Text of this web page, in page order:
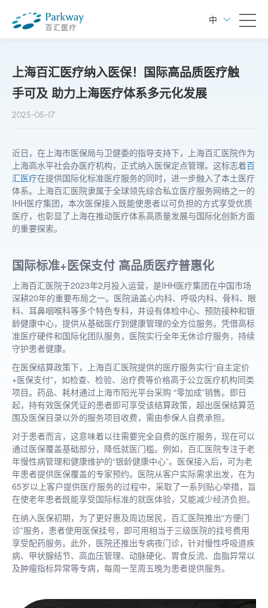
中
上海百汇医疗纳入医保！国际高品质医疗触
手可及 助力上海医疗体系多元化发展
2025-05-17
近日，在上海市医保局与卫健委的指导支持下，上海百汇医院作为
上海高水平社会办医疗机构，正式纳入医保定点管理。 这标志着百
汇医疗在提供国际化标准医疗服务的同时，进一步融入了本土医疗
体系。上海百汇医院隶属于全球领先综合私立医疗服务网络之一的
IHH医疗集团，本次医保接入既能使患者以可负担的方式享受优质
医疗，也彰显了上海在推动医疗体系高质量发展与国际化创新方面
的重要探索。
国际标准+医保支付 高品质医疗普惠化
上海百汇医院于2023年2月投入运营，是IHH医疗集团在中国市场
深耕20年的重要布局之一。医院涵盖心内科、呼吸内科、骨科、眼
科、耳鼻咽喉科等多个特色专科，并设有体检中心、预防接种和银
龄健康中心，提供从基础医疗到健康管理的全方位服务。凭借高标
准医疗硬件和国际化团队服务，医院实行全年无休诊疗服务，持续
守护患者健康。
在医保结算政策下，上海百汇医院提供的医疗服务实行“自主定价
+医保支付”，如检查、检验、治疗费等价格高于公立医疗机构同类
项目。药品、耗材通过上海市阳光平台采购 “零加成”销售。即日
起，持有效医保凭证的患者即可享受该结算政策，超出医保结算范
围及医保目录以外的服务项目收费，需由参保人自费承担。
对于患者而言，这意味着以往需要完全自费的医疗服务，现在可以
通过医保覆盖基础部分，降低就医门槛。例如，百汇医院专注于老
年慢性病管理和健康维护的“银龄健康中心”。医保接入后，可为老
年患者提供医保覆盖的专家预约。医院从客户实际需求出发，在为
65岁以上客户提供医疗服务的过程中，采取了一系列贴心举措，旨
在使老年患者既能享受国际标准的就医体验，又能减少经济负担。
在纳入医保初期，为了更好惠及周边居民，百汇医院推出“方便门
诊”服务，患者使用医保挂号，即可用相当于三级医院的挂号费用
享受配药服务。此外，医院还推出专病夜门诊，针对慢性呼吸道疾
病、甲状腺结节、高血压管理、动脉硬化、胃食反流、血脂异常以
及肿瘤指标异常等专病，每周一至周五晚为患者提供服务。